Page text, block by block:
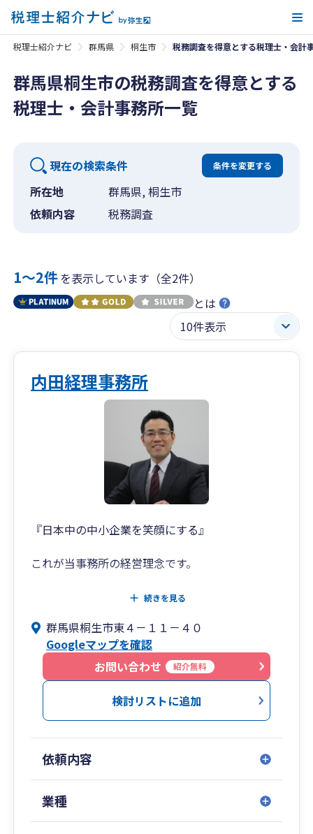
税理士紹介ナビ 群馬県 桐生市 税務調査を得意とする税理士・会計
群馬県桐生市の税務調査を得意とする
税理士・会計事務所一覧
現在の検索条件 条件を変更する
所在地
群馬県, 桐生市
依頼内容
税務調査
1〜2件を表示しています（全2件）
とは
内田経理事務所
『日本中の中小企業を笑顔にする』
これが当事務所の経営理念です。
コンサルティング・IT・税務を通じて、
「より良い未来」を創るサポートをすることが、
わたしたちの使命です。
また当事務所は小規模事務所です。
そのため、お客様への対応は職員任せではなく、
最終的には必ず税理士本人が責任を持って対応い
お客様がご不明、疑問に思われたことは、
お客様が分かるまで専門用語を使わずに
何度でもご説明するよう心がけておりますので、
続きを見る
群馬県桐生市東４－１１－４０
Googleマップを確認
お問い合わせ
紹介無料
検討リストに追加
依頼内容
業種